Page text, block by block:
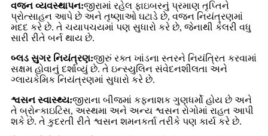
વજન વ્યવસ્થાપન:જીરામાં રહેલ ફાઇબરનું પ્રમાણ તૃપ્તિને
પ્રોત્સાહન આપે છે અને તૃષ્ણાઓ ઘટાડે છે, વજન નિયંત્રણમાં
મદદ કરે છે. તે ચયાપચયમાં પણ સુધારો કરે છે, જેનાથી કેલરી વધુ
સારી રીતે બર્ન થાય છે.
બ્લડ સુગર નિયંત્રણ:જીરું રક્ત ખાંડના સ્તરને નિયંત્રિત કરવામાં
સક્ષમ હોવાનું દર્શાવ્યું છે. તે ઇન્સ્યુલિન સંવેદનશીલતા અને
ગ્લાયકેમિક નિયંત્રણમાં સુધારો કરે છે.
શ્વસન સ્વાસ્થ્ય:જીરાના બીજમાં કફનાશક ગુણધર્મો હોય છે અને
તે બ્રોન્કાઇટિસ, અસ્થમા અને અન્ય શ્વસન રોગોમાં રાહત આપી
શકે છે. તે કુદરતી રીતે શ્વસન શમનકર્તા તરીકે પણ કાર્ય કરે છે.